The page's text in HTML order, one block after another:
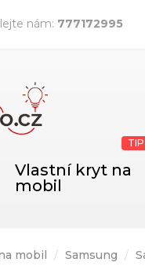
nám: 777172995
Vlastní kryt na
mobil
TIP
mobil Samsung